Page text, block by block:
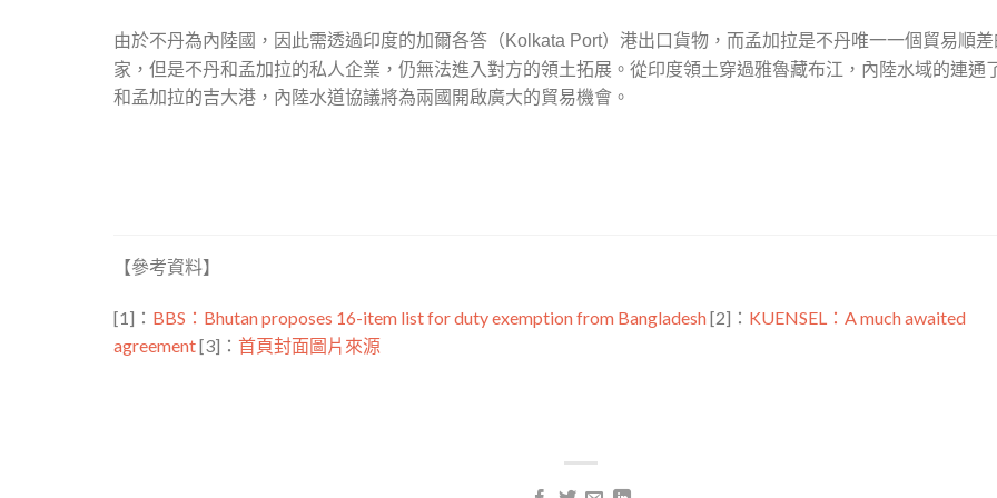
由於不丹為內陸國，因此需透過印度的加爾各答（Kolkata Port）港出口貨物，而孟加拉是不丹唯一一個貿易順差
家，但是不丹和孟加拉的私人企業，仍無法進入對方的領土拓展。從印度領土穿過雅魯藏布江，內陸水域的連通
和孟加拉的吉大港，內陸水道協議將為兩國開啟廣大的貿易機會。
【參考資料】
[1]： BBS：Bhutan proposes 16-item list for duty exemption from Bangladesh[2]： KUENSEL：A much awaited
agreement[3]： 首頁封面圖片來源